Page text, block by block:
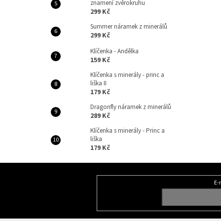
znamení zvěrokruhu
299 Kč
Summer náramek z minerálů
299 Kč
Klíčenka - Andělka
159 Kč
Klíčenka s minerály - princ a
liška II
179 Kč
Dragonfly náramek z minerálů
289 Kč
Klíčenka s minerály - Princ a
liška
179 Kč